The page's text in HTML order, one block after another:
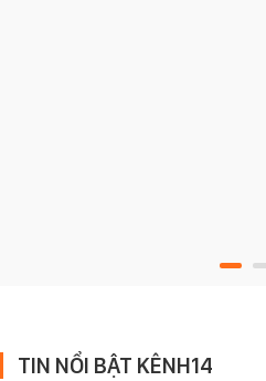
TIN NỔI BẬT KÊNH14